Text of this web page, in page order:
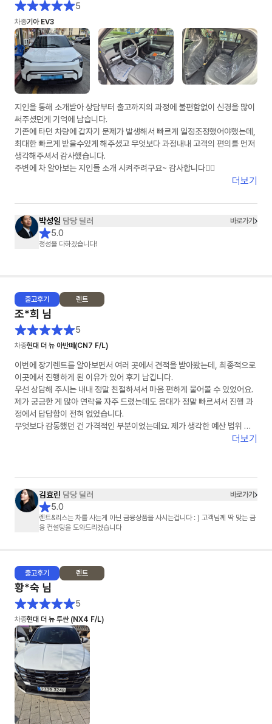
5
차종기아 EV3
지인을 통해 소개받아 상담부터 출고까지의 과정에 불편함없이 신경을 많이
써주셨던게 기억에 남습니다.
기존에 타던 차량에 갑자기 문제가 발생해서 빠르게 일정조정했어야했는데,
최대한 빠르게 받을수있게 해주셨고 무엇보다 과정내내 고객의 편의를 먼저
생각해주셔서 감사했습니다.
주변에 차 알아보는 지인들 소개 시켜주려구요~ 감사합니다👍🏻
더보기
박성일 담당 딜러 바로가기
5.0
정성을 다하겠습니다!
출고후기 렌트
조*희 님
5
차종현대 더 뉴 아반떼(CN7 F/L)
이번에 장기렌트를 알아보면서 여러 곳에서 견적을 받아봤는데, 최종적으로
이곳에서 진행하게 된 이유가 있어 후기 남깁니다.
우선 상담해 주시는 내내 정말 친절하셔서 마음 편하게 물어볼 수 있었어요.
제가 궁금한 게 많아 연락을 자주 드렸는데도 응대가 정말 빠르셔서 진행 과
정에서 답답함이 전혀 없었습니다.
무엇보다 감동했던 건 가격적인 부분이었는데요. 제가 생각한 예산 범위 내
에서 최저가를 맞춰주시려고 끝까지 노력해 주시는 모습에 신뢰가 확 갔습니
더보기
김효린 담당 딜러 바로가기
5.0
렌트&리스는 차를 사는게 아닌 금융상품을 사시는겁니다 : ) 고객님께 딱 맞는 금
융 컨설팅을 도와드리겠습니다
출고후기 렌트
황*숙 님
5
차종현대 더 뉴 투싼 (NX4 F/L)